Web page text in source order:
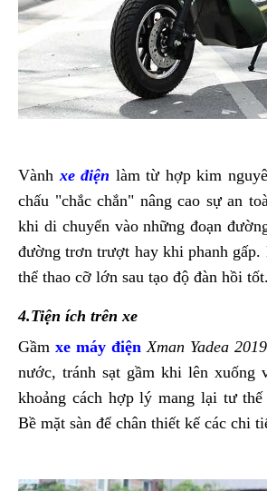
Vànhxe điện làm từ hợp kim
chấu "chắc chắn" nâng cao sự an
khi di chuyển vào những đoạn
đường trơn trượt hay khi phanh
thể thao cỡ lớn sau tạo độ đàn hồi tốt.
4.Tiện ích trên xe
Gầm xe máy điện Xman Yadea 2019
nước, tránh sạt gầm khi lên xuống
khoảng cách hợp lý mang lại tư
Bề mặt sàn để chân thiết kế các chi